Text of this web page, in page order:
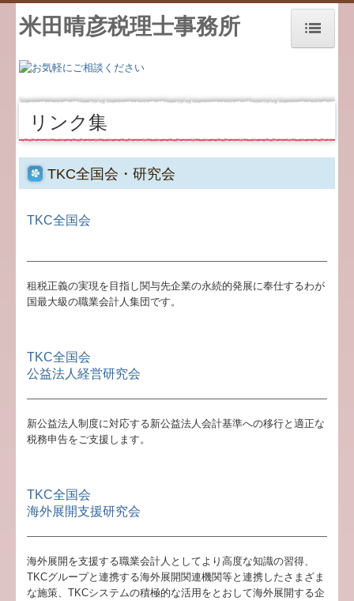
ホーム
会計事務所通信
職員紹介
業務案内
会計ソフト(FX2)の導入
金融機関の皆様へ
補助金・助成金・融資情報
経営者お役立ち情報
社長メニューASP版
TKCシステムQ&A
米田晴彦税理士事務所
リンク集
TKC全国会・研究会
TKC全国会
租税正義の実現を目指し関与先企業の永続的発展に奉仕するわが
国最大級の職業会計人集団です。
TKC全国会
公益法人経営研究会
新公益法人制度に対応する新公益法人会計基準への移行と適正な
税務申告をご支援します。
TKC全国会
海外展開支援研究会
海外展開を支援する職業会計人としてより高度な知識の習得、
TKCグループと連携する海外展開関連機関等と連携したさまざま
な施策、TKCシステムの積極的な活用をとおして海外展開する企